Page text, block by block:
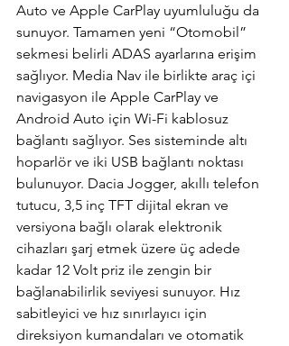
Auto ve Apple CarPlay uyumluluğu da
sunuyor. Tamamen yeni “Otomobil”
sekmesi belirli ADAS ayarlarına erişim
sağlıyor. Media Nav ile birlikte araç içi
navigasyon ile Apple CarPlay ve
Android Auto için Wi-Fi kablosuz
bağlantı sağlıyor. Ses sisteminde altı
hoparlör ve iki USB bağlantı noktası
bulunuyor. Dacia Jogger, akıllı telefon
tutucu, 3,5 inç TFT dijital ekran ve
versiyona bağlı olarak elektronik
cihazları şarj etmek üzere üç adede
kadar 12 Volt priz ile zengin bir
bağlanabilirlik seviyesi sunuyor. Hız
sabitleyici ve hız sınırlayıcı için
direksiyon kumandaları ve otomatik